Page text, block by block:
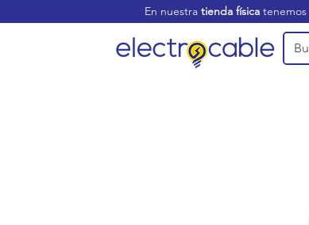
En nuestra tienda física tenemos